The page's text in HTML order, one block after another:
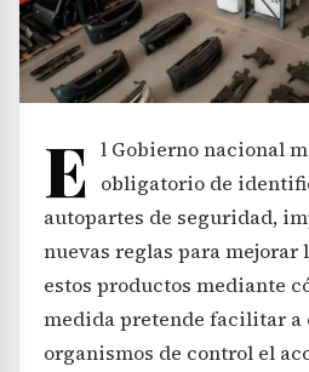
E l Gobierno nacional
obligatorio de
autopartes de seguridad,
nuevas reglas para
estos productos mediante
medida pretende facilitar a
organismos de control el